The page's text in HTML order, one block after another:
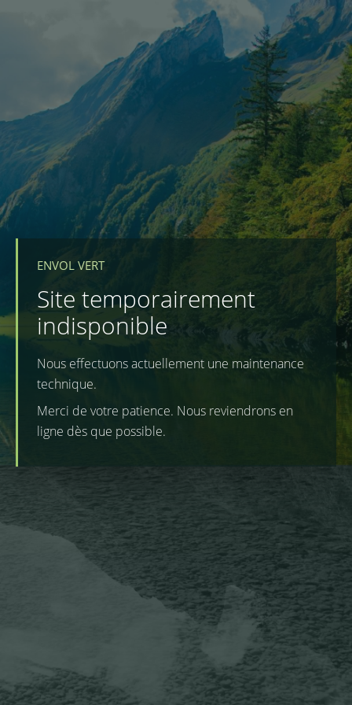
ENVOL VERT
Site temporairement
indisponible
Nous effectuons actuellement une maintenance
technique.
Merci de votre patience. Nous reviendrons en
ligne dès que possible.